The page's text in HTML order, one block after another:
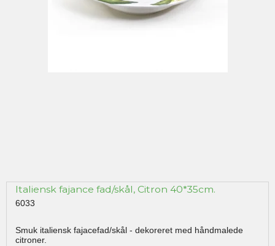
Italiensk fajance fad/skål, Citron 40*35cm.
6033
Smuk italiensk fajacefad/skål - dekoreret med håndmalede
citroner.